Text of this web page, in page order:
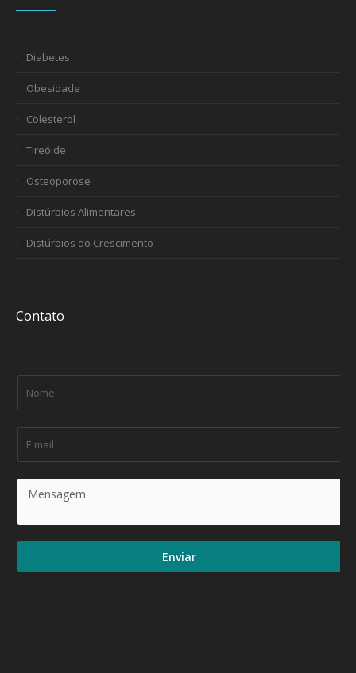
Diabetes
Obesidade
Colesterol
Tireóide
Osteoporose
Distúrbios Alimentares
Distúrbios do Crescimento
Contato
Enviar